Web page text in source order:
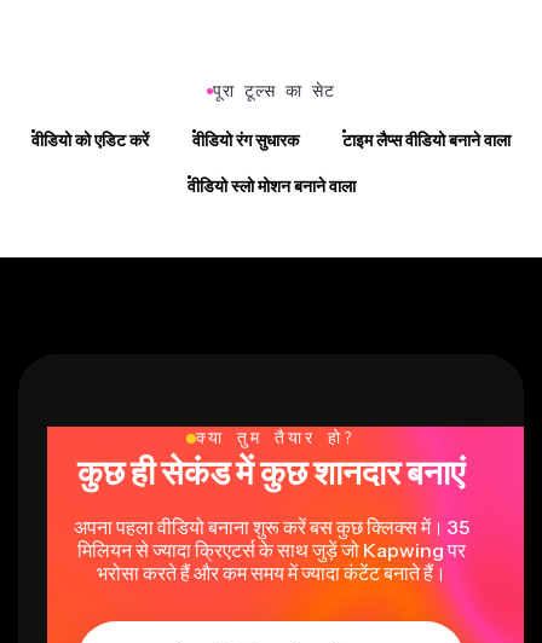
पूरा टूल्स का सेट
वीडियो को एडिट करें वीडियो रंग सुधारक टाइम लैप्स वीडियो बनाने वाला
वीडियो स्लो मोशन बनाने वाला
क्या तुम तैयार हो?
कुछ ही सेकंड में कुछ शानदार बनाएं
अपना पहला वीडियो बनाना शुरू करें बस कुछ क्लिक्स में। 35
मिलियन से ज्यादा क्रिएटर्स के साथ जुड़ें जो Kapwing पर
भरोसा करते हैं और कम समय में ज्यादा कंटेंट बनाते हैं।